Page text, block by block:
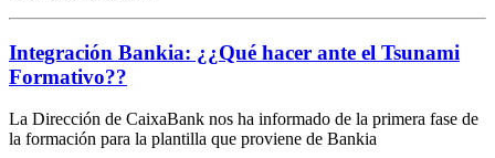
Integración Bankia: ¿¿Qué hacer ante el Tsunami
Formativo??
La Dirección de CaixaBank nos ha informado de la primera fase de
la formación para la plantilla que proviene de Bankia